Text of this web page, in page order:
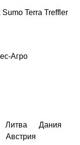
Sumo Terra Treffler
Агро
Литва
Дания
Австрия